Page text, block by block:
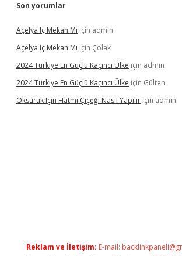
Son yorumlar
Açelya Iç Mekan Mı için admin
Açelya Iç Mekan Mı için Çolak
2024 Türkiye En Güçlü Kaçıncı Ülke için admin
2024 Türkiye En Güçlü Kaçıncı Ülke için Gülten
Öksürük Için Hatmi Çiçeği Nasıl Yapılır için admin
Reklam ve İletişim: E-mail: